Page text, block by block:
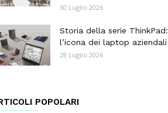
30 Luglio 2026
Storia della serie ThinkPad:
l’icona dei laptop aziendali
28 Luglio 2026
POPOLARI